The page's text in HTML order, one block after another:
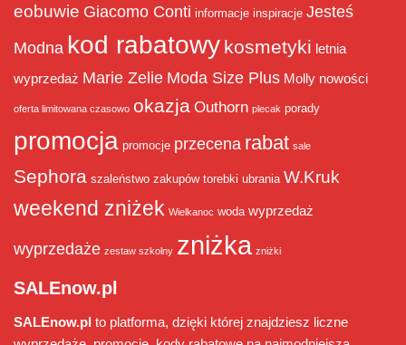
eobuwie Giacomo Conti informacje inspiracje Jesteś
Modna kod rabatowy kosmetyki letnia
wyprzedaż Marie Zelie Moda Size Plus Molly nowości
oferta limitowana czasowo okazja Outhorn plecak porady
promocja promocje przecena rabat sale
Sephora szaleństwo zakupów torebki ubrania W.Kruk
weekend zniżek Wielkanoc woda wyprzedaż
wyprzedaże zestaw szkolny zniżka zniżki
SALEnow.pl
SALEnow.pl to platforma, dzięki której znajdziesz liczne